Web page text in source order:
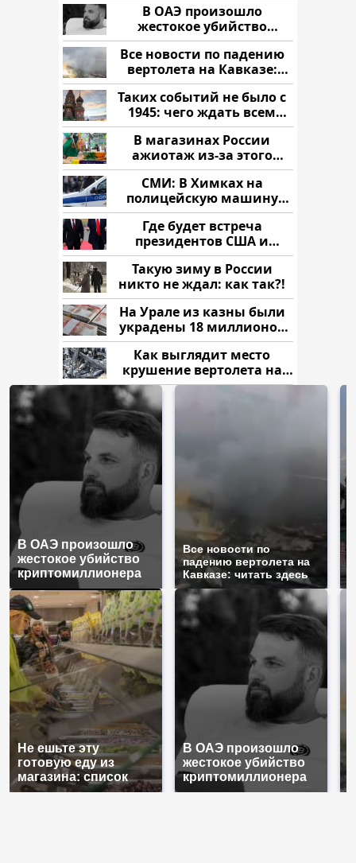
В ОАЭ произошло
жестокое убийство
криптомиллионера
Все новости по падению
вертолета на Кавказе:
читать здесь
Таких событий не было с
1945: чего ждать всем
нам?
В магазинах России
ажиотаж из-за этого
продукта: что купить?
СМИ: В Химках на
полицейскую машину
напали и подожгли.
Где будет встреча
президентов США и
России: Европа?
Такую зиму в России
никто не ждал: как так?!
На Урале из казны были
украдены 18 миллионов
рублей
Как выглядит место
крушение вертолета на
Кавказе: смотреть
В ОАЭ произошло
жестокое убийство
криптомиллионера
Все новости по
падению вертолета на
Кавказе: читать здесь
Не ешьте эту
готовую еду из
магазина: список
В ОАЭ произошло
жестокое убийство
криптомиллионера